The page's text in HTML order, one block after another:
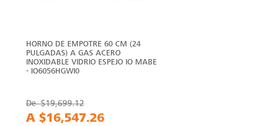
HORNO DE EMPOTRE 60 CM (24
PULGADAS) A GAS ACERO
INOXIDABLE VIDRIO ESPEJO IO MABE
- IO6056HGWI0
De$19,699.12
A $16,547.26